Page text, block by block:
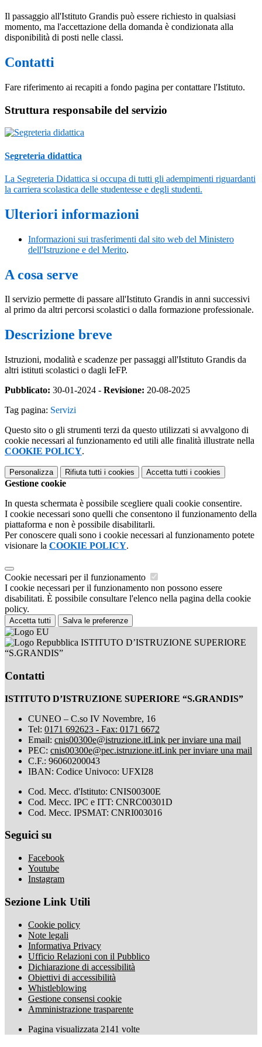
Il passaggio all'Istituto Grandis può essere richiesto in qualsiasi
momento, ma l'accettazione della domanda è condizionata alla
disponibilità di posti nelle classi.
Contatti
Fare riferimento ai recapiti a fondo pagina per contattare l'Istituto.
Struttura responsabile del servizio
Segreteria didattica
La Segreteria Didattica si occupa di tutti gli adempimenti riguardanti
la carriera scolastica delle studentesse e degli studenti.
Ulteriori informazioni
Informazioni sui trasferimenti dal sito web del Ministero
dell'Istruzione e del Merito.
A cosa serve
Il servizio permette di passare all'Istituto Grandis in anni successivi
al primo da altri percorsi scolastici o dalla formazione professionale.
Descrizione breve
Istruzioni, modalità e scadenze per passaggi all'Istituto Grandis da
altri istituti scolastici o dagli IeFP.
Pubblicato: 30-01-2024 - Revisione: 20-08-2025
Tag pagina: Servizi
Questo sito o gli strumenti terzi da questo utilizzati si avvalgono di
cookie necessari al funzionamento ed utili alle finalità illustrate nella
COOKIE POLICY.
Personalizza Rifiuta tutti i cookies Accetta tutti i cookies
Gestione cookie
In questa schermata è possibile scegliere quali cookie consentire.
I cookie necessari sono quelli che consentono il funzionamento della
piattaforma e non è possibile disabilitarli.
Per conoscere quali sono i cookie necessari al funzionamento potete
visionare la COOKIE POLICY.
Cookie necessari per il funzionamento
I cookie necessari per il funzionamento non possono essere
disabilitati. È possibile consultare l'elenco nella pagina della cookie
policy.
Accetta tutti Salva le preferenze
ISTITUTO D’ISTRUZIONE SUPERIORE
“S.GRANDIS”
Contatti
ISTITUTO D’ISTRUZIONE SUPERIORE “S.GRANDIS”
CUNEO – C.so IV Novembre, 16
Tel: 0171 692623 - Fax: 0171 6672
Email: cnis00300e@istruzione.itLink per inviare una mail
PEC: cnis00300e@pec.istruzione.itLink per inviare una mail
C.F.: 96060200043
IBAN: Codice Univoco: UFXI28
Cod. Mecc. d'Istituto: CNIS00300E
Cod. Mecc. IPC e ITT: CNRC00301D
Cod. Mecc. IPSMAT: CNRI003016
Seguici su
Facebook
Youtube
Instagram
Sezione Link Utili
Cookie policy
Note legali
Informativa Privacy
Ufficio Relazioni con il Pubblico
Dichiarazione di accessibilità
Obiettivi di accessibilità
Whistleblowing
Gestione consensi cookie
Amministrazione trasparente
Pagina visualizzata 2141 volte